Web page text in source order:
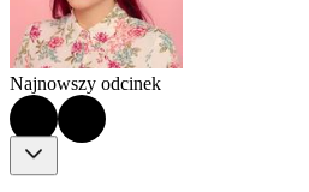
Najnowszy odcinek